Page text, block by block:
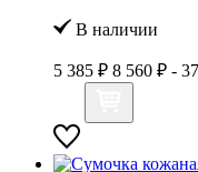
В наличии
5 385 ₽ 8 560 ₽ -